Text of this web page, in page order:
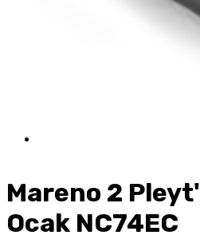
Mareno 2
Ocak NC74EC